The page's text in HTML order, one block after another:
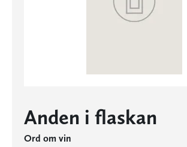
Anden i flaskan
Ord om vin